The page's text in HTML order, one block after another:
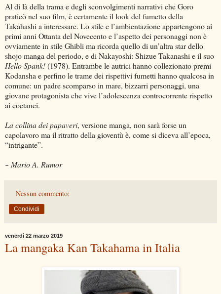
Al di là della trama e degli sconvolgimenti narrativi che Goro
praticò nel suo film, è certamente il look del fumetto della
Takahashi a interessare. Lo stile e l’ambientazione appartengono ai
primi anni Ottanta del Novecento e l’aspetto dei personaggi non è
ovviamente in stile Ghibli ma ricorda quello di un’altra star dello
shojo manga del periodo, e di Nakayoshi: Shizue Takanashi e il suo
Hello Spank!(1978). Entrambe le autrici hanno collezionato premi
Kodansha e perfino le trame dei rispettivi fumetti hanno qualcosa in
comune: un padre scomparso in mare, bizzarri personaggi, una
giovane protagonista che vive l’adolescenza controcorrente rispetto
ai coetanei.
La collina dei papaveri, versione manga, non sarà forse un
capolavoro ma il ritratto della gioventù è, come si diceva all’epoca,
“intrigante”.
– Mario A. Rumor
Nessun commento:
Condividi
venerdì 22 marzo 2019
La mangaka Kan Takahama in Italia